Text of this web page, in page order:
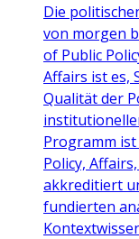
Die
von morgen
of Public
Affairs ist es,
Qualität der
Programm
Policy,
akkreditiert
fundierten